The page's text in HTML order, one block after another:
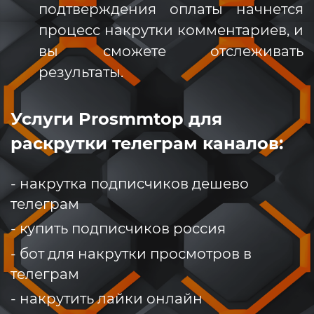
подтверждения оплаты начнется
процесс накрутки комментариев, и
вы сможете отслеживать
результаты.
Услуги Prosmmtop для
раскрутки телеграм каналов:
- накрутка подписчиков дешево
телеграм
- купить подписчиков россия
- бот для накрутки просмотров в
телеграм
- накрутить лайки онлайн